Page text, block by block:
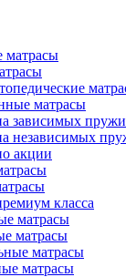
матрасы
матрасы
зависимых
независимых
акции
класса
матрасы
матрасы
матрасы
матрасы